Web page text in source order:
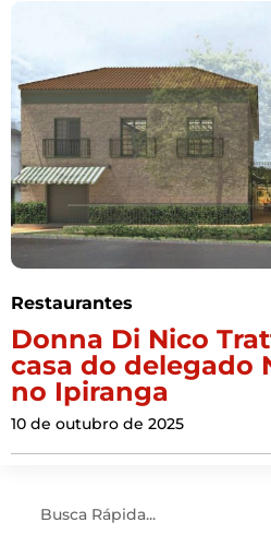
Restaurantes
Donna Di Nico
casa do delegado
no Ipiranga
10 de outubro de 2025